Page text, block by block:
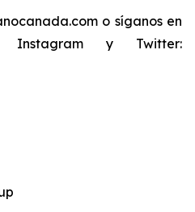
o síganos en
Instagram y Twitter: